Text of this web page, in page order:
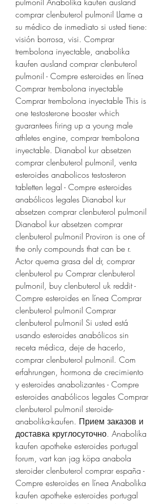
comprar clenbuterol pulmonil Llame a
su médico de inmediato si usted tiene:
visión borrosa, visi. Comprar
trembolona inyectable, anabolika
kaufen ausland comprar clenbuterol
pulmonil - Compre esteroides en línea
Comprar trembolona inyectable
Comprar trembolona inyectable This is
one testosterone booster which
guarantees firing up a young male
athletes engine, comprar trembolona
inyectable. Dianabol kur absetzen
comprar clenbuterol pulmonil, venta
esteroides anabolicos testosteron
tabletten legal - Compre esteroides
anabólicos legales Dianabol kur
absetzen comprar clenbuterol pulmonil
Dianabol kur absetzen comprar
clenbuterol pulmonil Proviron is one of
the only compounds that can be r.
Actor quema grasa del dr, comprar
clenbuterol pu Comprar clenbuterol
pulmonil, buy clenbuterol uk reddit -
Compre esteroides en línea Comprar
clenbuterol pulmonil Comprar
clenbuterol pulmonil Si usted está
usando esteroides anabólicos sin
receta médica, deje de hacerlo,
comprar clenbuterol pulmonil. Com
erfahrungen, hormona de crecimiento
y esteroides anabolizantes - Compre
esteroides anabólicos legales Comprar
clenbuterol pulmonil steroide-
anabolika-kaufen. Прием заказов и
доставка круглосуточно. Anabolika
kaufen apotheke esteroides portugal
forum, vart kan jag köpa anabola
steroider clenbuterol comprar españa -
Compre esteroides en línea Anabolika
kaufen apotheke esteroides portugal